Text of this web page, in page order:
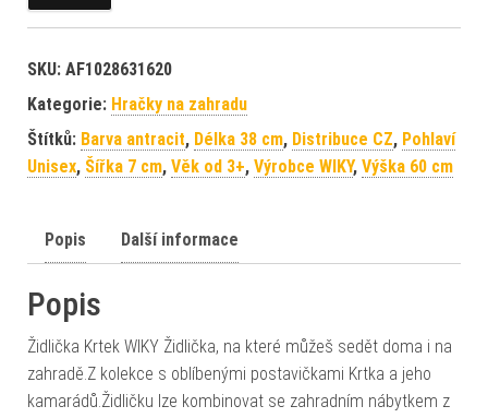
SKU: AF1028631620
Kategorie: Hračky na zahradu
Štítků: Barva antracit, Délka 38 cm, Distribuce CZ, Pohlaví
Unisex, Šířka 7 cm, Věk od 3+, Výrobce WIKY, Výška 60 cm
Popis Další informace
Popis
Židlička Krtek WIKY Židlička, na které můžeš sedět doma i na
zahradě.Z kolekce s oblíbenými postavičkami Krtka a jeho
kamarádů.Židličku lze kombinovat se zahradním nábytkem z